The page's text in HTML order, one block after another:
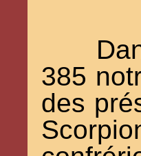
385
des